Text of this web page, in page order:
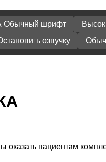
Обычный шрифт
озвучку
пациентам